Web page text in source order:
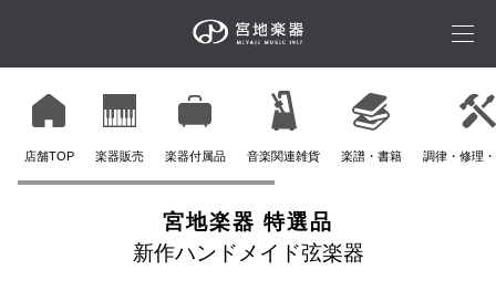
店舗TOP 楽器販売 楽器付属品 音楽関連雑貨 楽譜・書籍 調律・修理
宮地楽器 特選品
新作ハンドメイド弦楽器